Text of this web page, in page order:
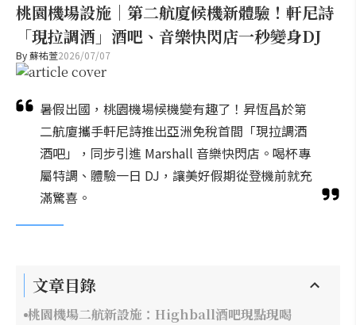
桃園機場設施｜第二航廈候機新體驗！軒尼詩
「現拉調酒」酒吧、音樂快閃店一秒變身DJ
By蘇祐萱2026/07/07
暑假出國，桃園機場候機變有趣了！昇恆昌於第
二航廈攜手軒尼詩推出亞洲免稅首間「現拉調酒
酒吧」，同步引進 Marshall 音樂快閃店。喝杯專
屬特調、體驗一日 DJ，讓美好假期從登機前就充
滿驚喜。
文章目錄
桃園機場二航新設施：Highball酒吧現點現喝